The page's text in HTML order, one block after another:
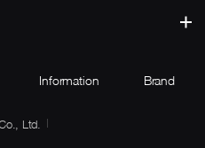
Information Brand
Ltd.